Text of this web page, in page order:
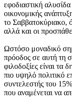
εφοδιαστική
οικονομικής
το Σαββατοκύριακο,
αλλά και οι
Ωστόσο μοναδικό
πρόοδος σε αυτή τη
φιλοδοξίες είναι τα
πιο υψηλό πολιτικό
συντελεστής του
που αναμένεται να